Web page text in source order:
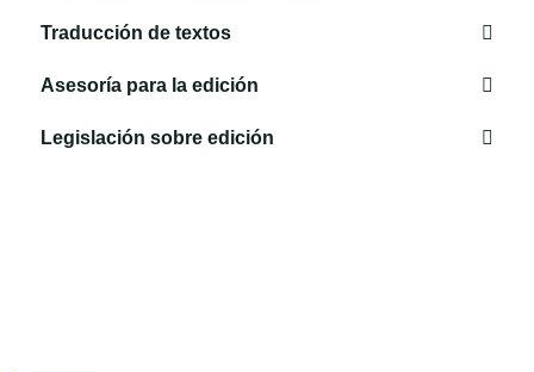
Traducción de textos
Asesoría para la edición
Legislación sobre edición